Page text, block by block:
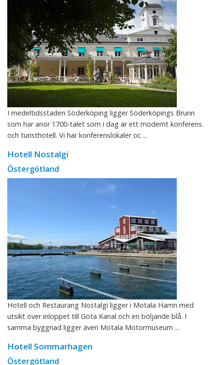
I medeltidsstaden Söderköping ligger Söderköpings Brunn
som har anor 1700-talet som i dag är ett modernt konferens.
och turisthotell. Vi har konferenslokaler oc ...
Hotell Nostalgi
Östergötland
Hotell och Restaurang Nostalgi ligger i Motala Hamn med
utsikt över inloppet till Göta Kanal och en böljande blå. I
samma byggnad ligger även Motala Motormuseum ...
Hotell Sommarhagen
Östergötland